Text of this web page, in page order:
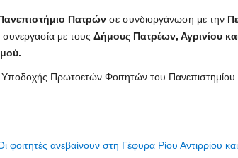
Πατρών σε συνδιοργάνωση με την
συνεργασία με τους Δήμους Πατρέων, Αγρινίου
Υποδοχής Πρωτοετών Φοιτητών του
ανεβαίνουν στη Γέφυρα Ρίου Αντιρρίου